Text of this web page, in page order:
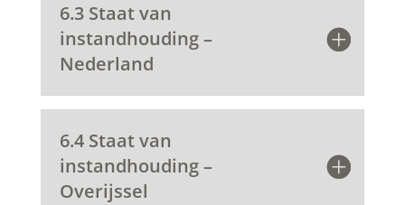
6.3 Staat van
instandhouding –
Nederland
6.4 Staat van
instandhouding –
Overijssel